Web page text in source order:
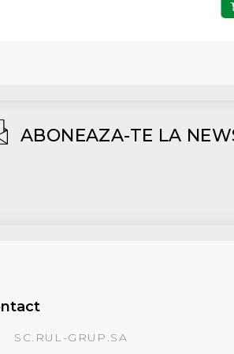
ABONEAZA-TE LA
SC.RUL-GRUP.SA